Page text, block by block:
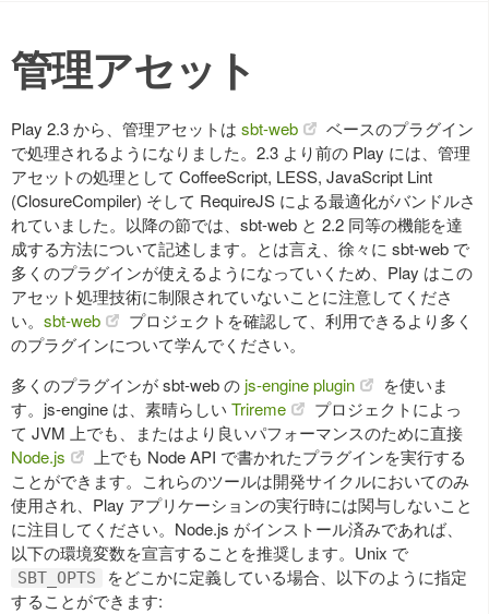
管理アセット
Play 2.3 から、管理アセットは sbt-web
ベースのプラグイン
で処理されるようになりました。2.3 より前の Play には、管理
アセットの処理として CoffeeScript, LESS, JavaScript Lint
(ClosureCompiler) そして RequireJS による最適化がバンドルさ
れていました。以降の節では、sbt-web と 2.2 同等の機能を達
成する方法について記述します。とは言え、徐々に sbt-web で
多くのプラグインが使えるようになっていくため、Play はこの
アセット処理技術に制限されていないことに注意してくださ
い。 sbt-web
プロジェクトを確認して、利用できるより多く
のプラグインについて学んでください。
多くのプラグインが sbt-web のjs-engine plugin
を使いま
す。js-engine は、素晴らしい Trireme
プロジェクトによっ
て JVM 上でも、またはより良いパフォーマンスのために直接
Node.js
上でも Node API で書かれたプラグインを実行する
ことができます。これらのツールは開発サイクルにおいてのみ
使用され、Play アプリケーションの実行時には関与しないこと
に注目してください。Node.js がインストール済みであれば、
以下の環境変数を宣言することを推奨します。Unix で
SBT_OPTS
をどこかに定義している場合、以下のように指定
することができます: